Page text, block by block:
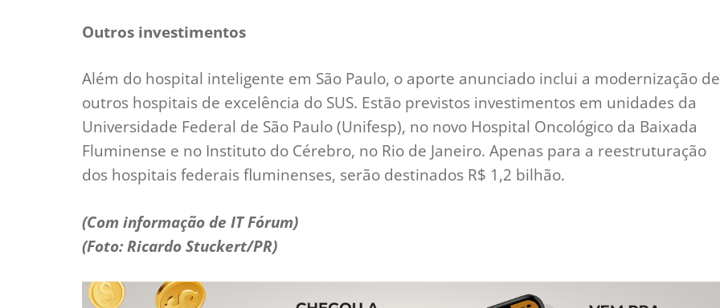
Outros investimentos
Além do hospital inteligente em São Paulo, o aporte anunciado inclui a modernização de
outros hospitais de excelência do SUS. Estão previstos investimentos em unidades da
Universidade Federal de São Paulo (Unifesp), no novo Hospital Oncológico da Baixada
Fluminense e no Instituto do Cérebro, no Rio de Janeiro. Apenas para a reestruturação
dos hospitais federais fluminenses, serão destinados R$ 1,2 bilhão.
(Com informação de IT Fórum)
(Foto: Ricardo Stuckert/PR)